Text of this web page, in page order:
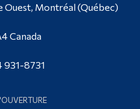
Montréal (Québec)
Canada
931-8731